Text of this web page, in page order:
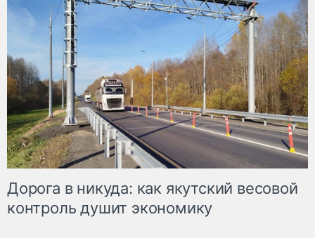
Дорога в никуда: как якутский весовой
контроль душит экономику